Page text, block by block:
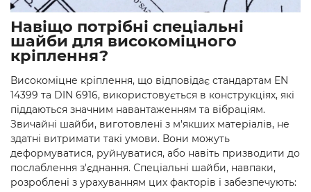
Навіщо потрібні спеціальні
шайби для високоміцного
кріплення?
Високоміцне кріплення, що відповідає стандартам EN
14399 та DIN 6916, використовується в конструкціях, які
піддаються значним навантаженням та вібраціям.
Звичайні шайби, виготовлені з м'якших матеріалів, не
здатні витримати такі умови. Вони можуть
деформуватися, руйнуватися, або навіть призводити до
послаблення з'єднання. Спеціальні шайби, навпаки,
розроблені з урахуванням цих факторів і забезпечують: